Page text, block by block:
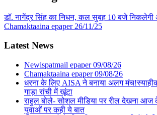
डॉ. नागेंद्र सिंह का निधन, कल सुबह 10 बजे निकलेगी
Chamaktaaina epaper 26/11/25
Latest News
Newispatmail epaper 09/08/26
Chamaktaaina epaper 09/08/26
धरना के लिए AISA ने बनाया अलग
गाड़ा रांची में खूंटा
राहुल बोले- सोशल मीडिया पर रील देखना आज
युवाओं पर कही ये बात